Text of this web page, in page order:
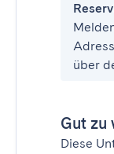
über
Gut zu
Diese